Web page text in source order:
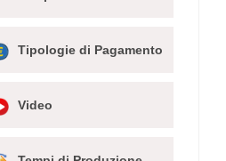
Tipologie di Pagamento
Video